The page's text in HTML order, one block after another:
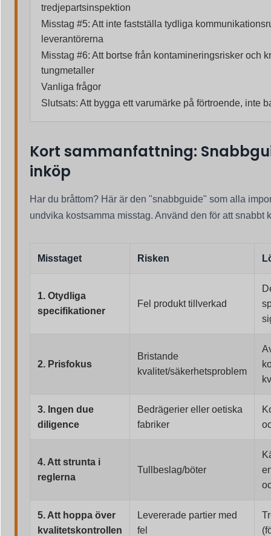
tredjepartsinspektion
Misstag #5: Att inte fastställa tydliga
leverantörerna
Misstag #6: Att bortse från kontamineringsrisker och
tungmetaller
Vanliga frågor
Slutsats: Att bygga ett varumärke på förtroende, inte
Kort sammanfattning:
inköp
Har du bråttom? Här är den "snabbguide" som alla
undvika kostsamma misstag. Använd den för att snabbt
Misstaget Risken
1. Otydliga
specifikationer
Fel produkt tillverkad
2. Prisfokus
Bristande
kvalitet/säkerhetsproblem
3. Ingen due
diligence
Bedrägerier eller oetiska
fabriker
4. Att strunta i
reglerna
Tullbeslag/böter
5. Att hoppa över
kvalitetskontrollen
Levererade partier med
fel